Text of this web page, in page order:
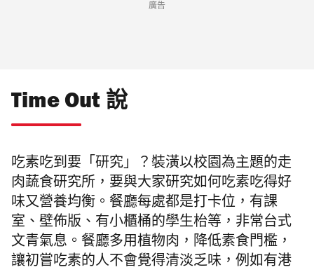
廣告
Time Out 說
吃素吃到要「研究」？裝潢以校園為主題的走
肉蔬食研究所，要與大家研究如何吃素吃得好
味又營養均衡。餐廳每處都是打卡位，有課
室、壁佈版、有小櫃桶的學生枱等，非常台式
文青氣息。餐廳多用植物肉，降低素食門檻，
讓初嘗吃素的人不會覺得清淡乏味，例如有港